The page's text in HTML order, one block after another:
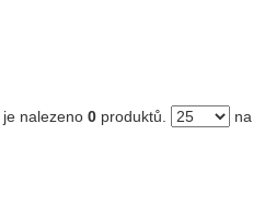
je nalezeno 0 produktů.